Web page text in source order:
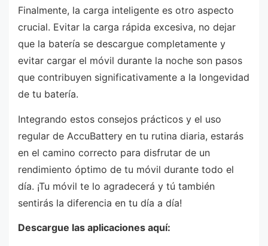
Finalmente, la carga inteligente es otro aspecto
crucial. Evitar la carga rápida excesiva, no dejar
que la batería se descargue completamente y
evitar cargar el móvil durante la noche son pasos
que contribuyen significativamente a la longevidad
de tu batería.
Integrando estos consejos prácticos y el uso
regular de AccuBattery en tu rutina diaria, estarás
en el camino correcto para disfrutar de un
rendimiento óptimo de tu móvil durante todo el
día. ¡Tu móvil te lo agradecerá y tú también
sentirás la diferencia en tu día a día!
Descargue las aplicaciones aquí: